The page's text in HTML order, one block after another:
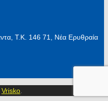
Τ.Κ. 146 71, Νέα Ερυθραία
Vrisko